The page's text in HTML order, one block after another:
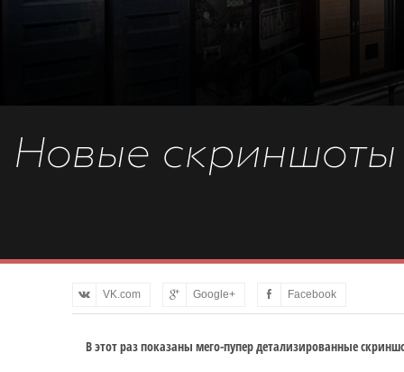
Новые скриншоты
VK.com Google+ Facebook
В этот раз показаны мего-пупер детализированные